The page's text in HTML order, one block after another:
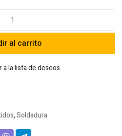
al carrito
a la lista de deseos
,Soldadura